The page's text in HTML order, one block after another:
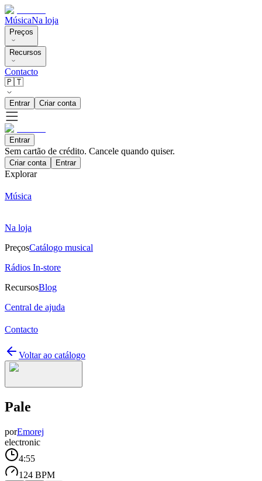
MúsicaNa loja
Preços
Recursos
Contacto
🇵🇹
Entrar Criar conta
Entrar
Sem cartão de crédito. Cancele quando quiser.
Criar conta Entrar
Explorar
Música
Na loja
PreçosCatálogo musical
Rádios In-store
RecursosBlog
Central de ajuda
Contacto
Voltar ao catálogo
Pale
porEmorej
electronic
4:55
124 BPM